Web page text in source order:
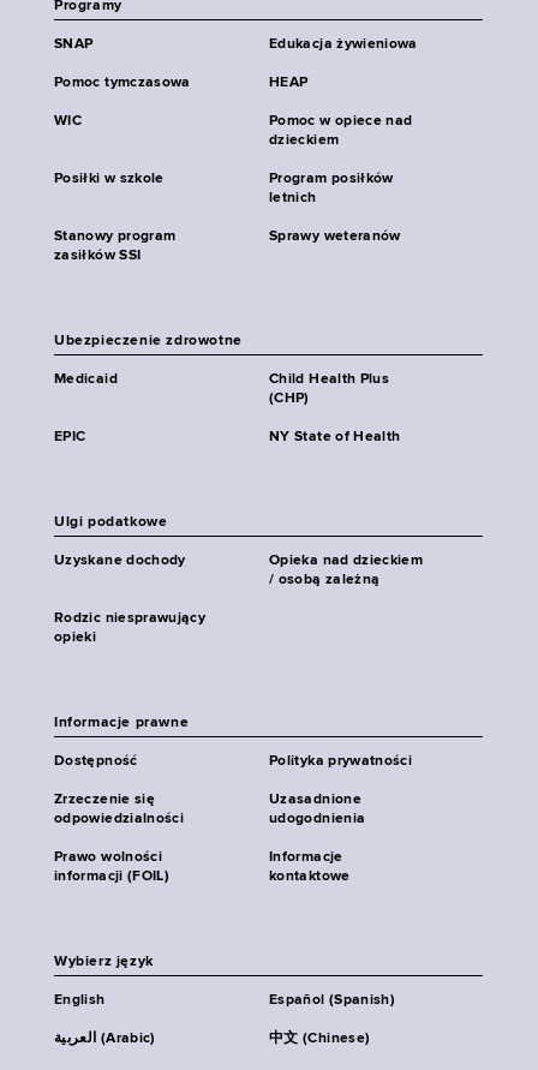
Programy
SNAP Edukacja żywieniowa
Pomoc tymczasowa HEAP
WIC
Pomoc w opiece nad
dzieckiem
Posiłki w szkole
Program posiłków
letnich
Stanowy program
zasiłków SSI
Sprawy weteranów
Ubezpieczenie zdrowotne
Medicaid
Child Health Plus
(CHP)
EPIC NY State of Health
Ulgi podatkowe
Uzyskane dochody
Opieka nad dzieckiem
/ osobą zależną
Rodzic niesprawujący
opieki
Informacje prawne
Dostępność Polityka prywatności
Zrzeczenie się
odpowiedzialności
Uzasadnione
udogodnienia
Prawo wolności
informacji (FOIL)
Informacje
kontaktowe
Wybierz język
English Español (Spanish)
العربية (Arabic) 中文 (Chinese)